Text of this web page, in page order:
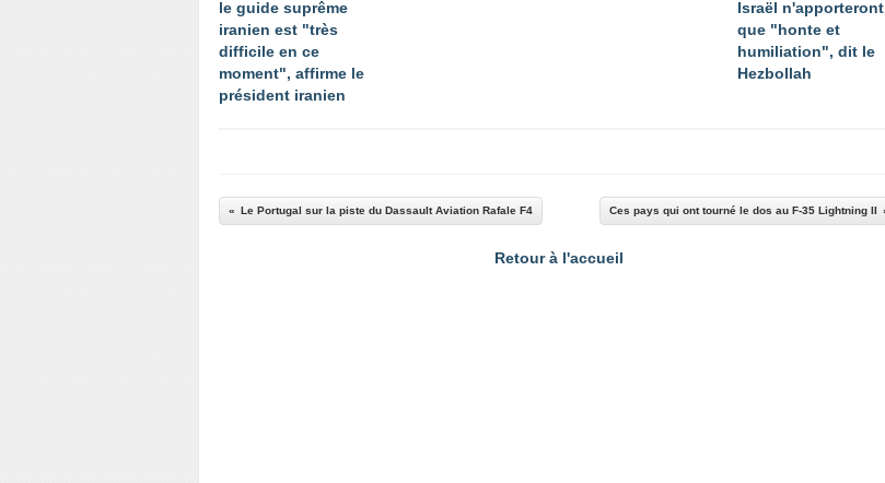
le guide suprême
iranien est "très
difficile en ce
moment", affirme le
président iranien
Israël n'apporteront
que "honte et
humiliation", dit le
Hezbollah
Le Portugal sur la piste du Dassault Aviation Rafale F4 Ces pays qui ont tourné le dos au F-35 Lightning II
Retour à l'accueil